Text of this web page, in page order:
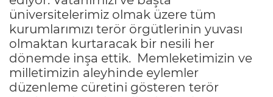
üniversitelerimiz olmak üzere tüm
kurumlarımızı terör örgütlerinin yuvası
olmaktan kurtaracak bir nesili her
dönemde inşa ettik. Memleketimizin ve
milletimizin aleyhinde eylemler
düzenleme cüretini gösteren terör